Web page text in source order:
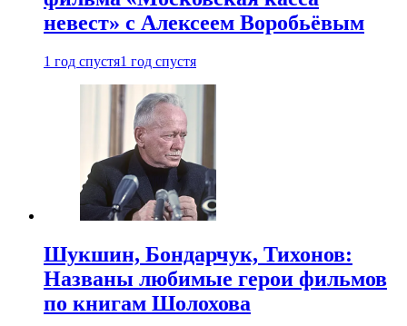
невест» с Алексеем Воробьёвым
1 год спустя1 год спустя
Шукшин, Бондарчук, Тихонов:
Названы любимые герои фильмов
по книгам Шолохова